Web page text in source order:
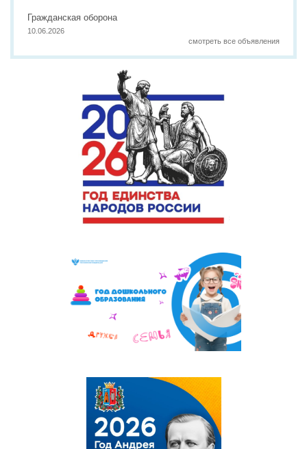
Гражданская оборона
10.06.2026
смотреть все объявления